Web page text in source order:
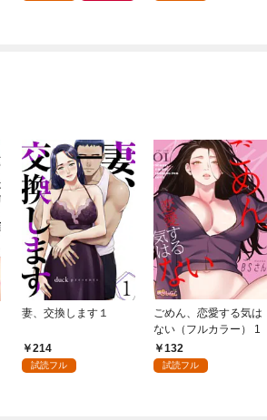
妻、交換します１
214
試読フル
ごめん、恋愛する気は
ない（フルカラー） 1
132
試読フル